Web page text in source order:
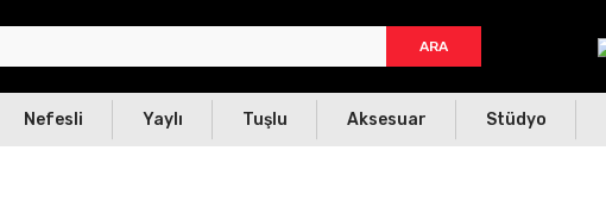
ARA
Nefesli Yaylı Tuşlu Aksesuar Stüdyo